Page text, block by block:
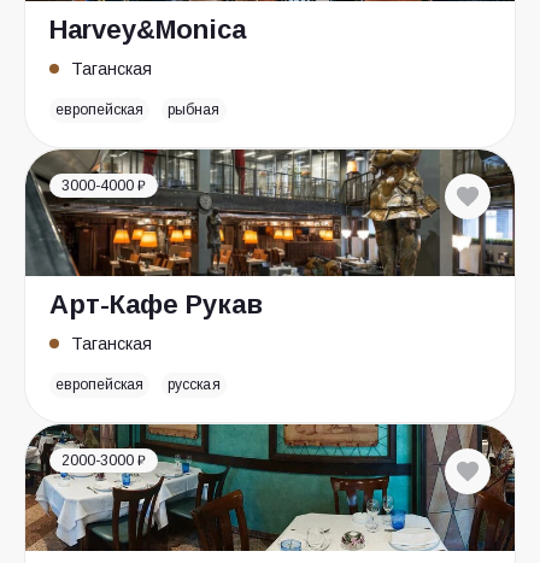
Harvey&Monica
Таганская
европейская рыбная
3000-4000 ₽
Арт-Кафе Рукав
Таганская
европейская русская
2000-3000 ₽